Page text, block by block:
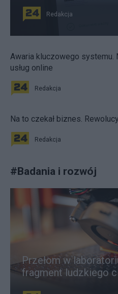
Redakcja
Awaria kluczowego systemu.
usług online
Redakcja
Na to czekał biznes.
Redakcja
#Badania i rozwój
Przełom w
fragment ludzkiego